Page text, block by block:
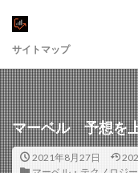
サイトマップ
マーベル 予想を
2021年8月27日